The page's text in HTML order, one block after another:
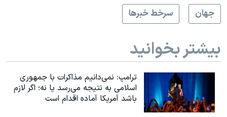
جهان
سرخط خبرها
بیشتر بخوانید
ترامپ: نمی‌دانیم مذاکرات با جمهوری
اسلامی به نتیجه می‌رسد یا نه؛ اگر لازم
باشد آمریکا آماده اقدام است